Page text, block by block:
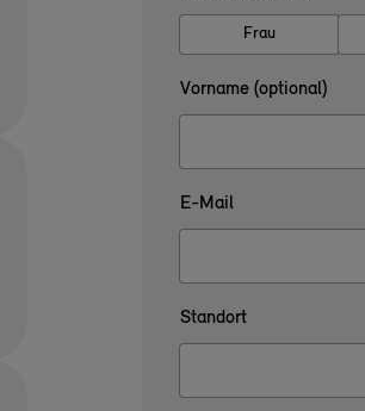
Frau
Vorname (optional)
E-Mail
Standort